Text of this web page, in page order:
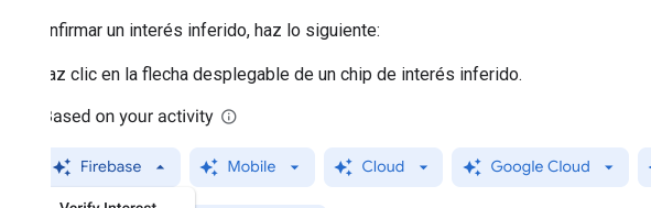
Para confirmar un interés inferido, haz lo siguiente:
Haz clic en la flecha desplegable de un chip de interés inferido.